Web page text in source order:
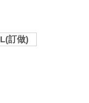
L(訂做)